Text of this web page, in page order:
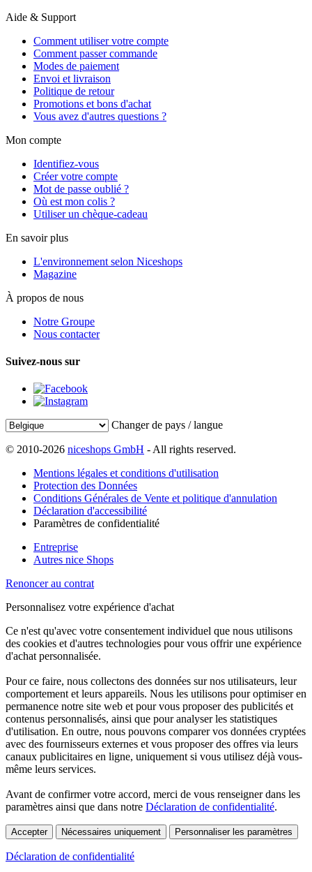
Aide & Support
Comment utiliser votre compte
Comment passer commande
Modes de paiement
Envoi et livraison
Politique de retour
Promotions et bons d'achat
Vous avez d'autres questions ?
Mon compte
Identifiez-vous
Créer votre compte
Mot de passe oublié ?
Où est mon colis ?
Utiliser un chèque-cadeau
En savoir plus
L'environnement selon Niceshops
Magazine
À propos de nous
Notre Groupe
Nous contacter
Suivez-nous sur
Changer de pays / langue
© 2010-2026 niceshops GmbH - All rights reserved.
Mentions légales et conditions d'utilisation
Protection des Données
Conditions Générales de Vente et politique d'annulation
Déclaration d'accessibilité
Paramètres de confidentialité
Entreprise
Autres nice Shops
Renoncer au contrat
Personnalisez votre expérience d'achat
Ce n'est qu'avec votre consentement individuel que nous utilisons
des cookies et d'autres technologies pour vous offrir une expérience
d'achat personnalisée.
Pour ce faire, nous collectons des données sur nos utilisateurs, leur
comportement et leurs appareils. Nous les utilisons pour optimiser en
permanence notre site web et pour vous proposer des publicités et
contenus personnalisés, ainsi que pour analyser les statistiques
d'utilisation. En outre, nous pouvons comparer vos données cryptées
avec des fournisseurs externes et vous proposer des offres via leurs
canaux publicitaires en ligne, uniquement si vous utilisez déjà vous-
même leurs services.
Avant de confirmer votre accord, merci de vous renseigner dans les
paramètres ainsi que dans notre Déclaration de confidentialité.
Accepter Nécessaires uniquement Personnaliser les paramètres
Déclaration de confidentialité